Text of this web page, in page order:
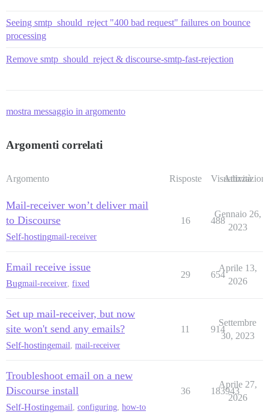
Seeing smtp_should_reject "400 bad request" failures on bounce
processing
Remove smtp_should_reject & discourse-smtp-fast-rejection
mostra messaggio in argomento
Argomenti correlati
Argomento Risposte Visualizzazioni
Attività
Mail-receiver won’t deliver mail
to Discourse
Self-hostingmail-receiver
16 488
Gennaio 26,
2023
Email receive issue
Bugmail-receiver, fixed
29 654
Aprile 13,
2026
Set up mail-receiver, but now
site won't send any emails?
Self-hostingemail, mail-receiver
11 914
Settembre
30, 2023
Troubleshoot email on a new
Discourse install
Self-Hostingemail, configuring, how-to
36 183943
Aprile 27,
2026